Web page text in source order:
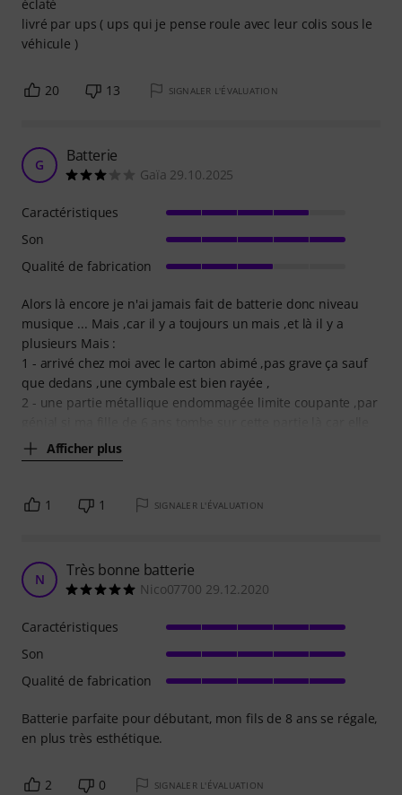
éclaté
livré par ups ( ups qui je pense roule avec leur colis sous le
véhicule )
20 13 SIGNALER L'ÉVALUATION
G Batterie
Gaïa 29.10.2025
Alors là encore je n'ai jamais fait de batterie donc niveau
musique ... Mais ,car il y a toujours un mais ,et là il y a
plusieurs Mais :
1 - arrivé chez moi avec le carton abimé ,pas grave ça sauf
que dedans ,une cymbale est bien rayée ,
2 - une partie métallique endommagée limite coupante ,par
Afficher plus
Caractéristiques
Son
Qualité de fabrication
1 1 SIGNALER L'ÉVALUATION
N Très bonne batterie
Nico07700 29.12.2020
Batterie parfaite pour débutant, mon fils de 8 ans se régale,
en plus très esthétique.
Caractéristiques
Son
Qualité de fabrication
2 0 SIGNALER L'ÉVALUATION